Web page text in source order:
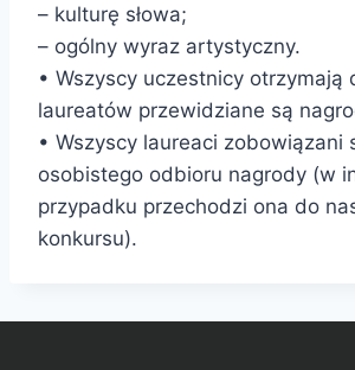
– kulturę słowa;
– ogólny wyraz artystyczny.
• Wszyscy uczestnicy otrzymają
laureatów przewidziane są
• Wszyscy laureaci zobowiązani
osobistego odbioru nagrody (w
przypadku przechodzi ona do
konkursu).